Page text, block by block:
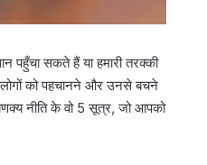
पहुँचा सकते हैं या हमारी तरक्की
लोगों को पहचानने और उनसे बचने
नीति के वो 5 सूत्र, जो आपको